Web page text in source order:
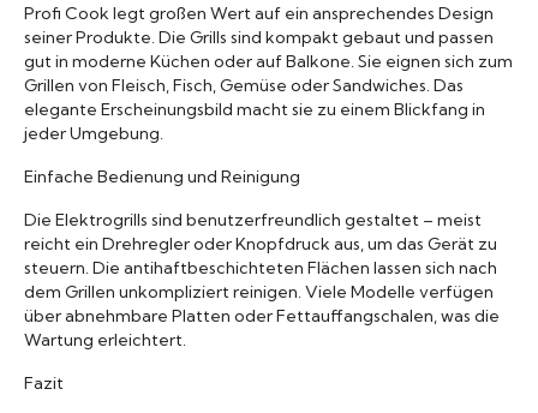
Profi Cook legt großen Wert auf ein ansprechendes Design
seiner Produkte. Die Grills sind kompakt gebaut und passen
gut in moderne Küchen oder auf Balkone. Sie eignen sich zum
Grillen von Fleisch, Fisch, Gemüse oder Sandwiches. Das
elegante Erscheinungsbild macht sie zu einem Blickfang in
jeder Umgebung.
Einfache Bedienung und Reinigung
Die Elektrogrills sind benutzerfreundlich gestaltet – meist
reicht ein Drehregler oder Knopfdruck aus, um das Gerät zu
steuern. Die antihaftbeschichteten Flächen lassen sich nach
dem Grillen unkompliziert reinigen. Viele Modelle verfügen
über abnehmbare Platten oder Fettauffangschalen, was die
Wartung erleichtert.
Fazit